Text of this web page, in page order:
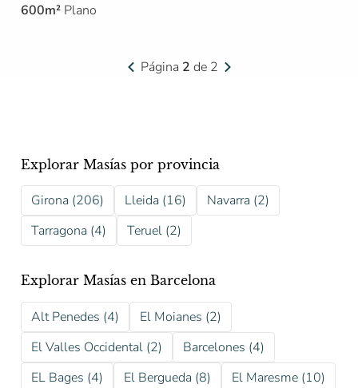
600m² Plano
Página 2 de 2
Explorar Masías por provincia
Girona (206) Lleida (16)
Navarra (2)
Tarragona (4)
Teruel (2)
Explorar Masías en Barcelona
Alt Penedes (4)
El Moianes (2)
El Valles Occidental (2)
Barcelones (4)
EL Bages (4)
El Bergueda (8)
El Maresme (10)